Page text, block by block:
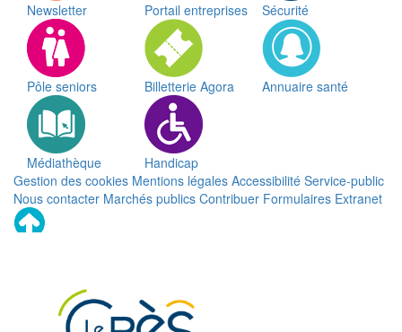
Newsletter Portail entreprises Sécurité
Pôle seniors Billetterie Agora Annuaire santé
Médiathèque
Handicap
Gestion des cookies Mentions légales Accessibilité Service-public
Nous contacter Marchés publics Contribuer Formulaires Extranet
Remonter